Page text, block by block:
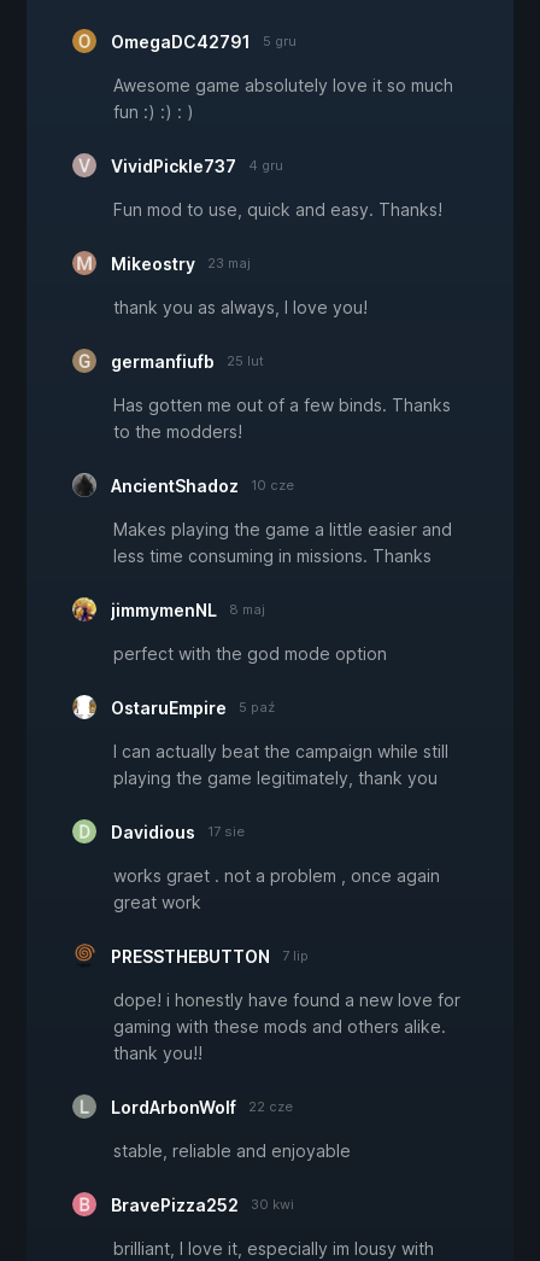
OmegaDC42791 5 gru
Awesome game absolutely love it so much
fun :) :) : )
VividPickle737 4 gru
Fun mod to use, quick and easy. Thanks!
Mikeostry 23 maj
thank you as always, I love you!
germanfiufb 25 lut
Has gotten me out of a few binds. Thanks
to the modders!
AncientShadoz 10 cze
Makes playing the game a little easier and
less time consuming in missions. Thanks
jimmymenNL 8 maj
perfect with the god mode option
OstaruEmpire 5 paź
I can actually beat the campaign while still
playing the game legitimately, thank you
Davidious 17 sie
works graet . not a problem , once again
great work
PRESSTHEBUTTON 7 lip
dope! i honestly have found a new love for
gaming with these mods and others alike.
thank you!!
LordArbonWolf 22 cze
stable, reliable and enjoyable
BravePizza252 30 kwi
brilliant, I love it, especially im lousy with